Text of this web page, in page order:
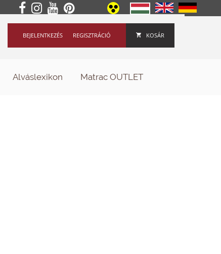
KOSÁR
REGISZTRÁCIÓ
BEJELENTKEZÉS
Alváslexikon Matrac OUTLET